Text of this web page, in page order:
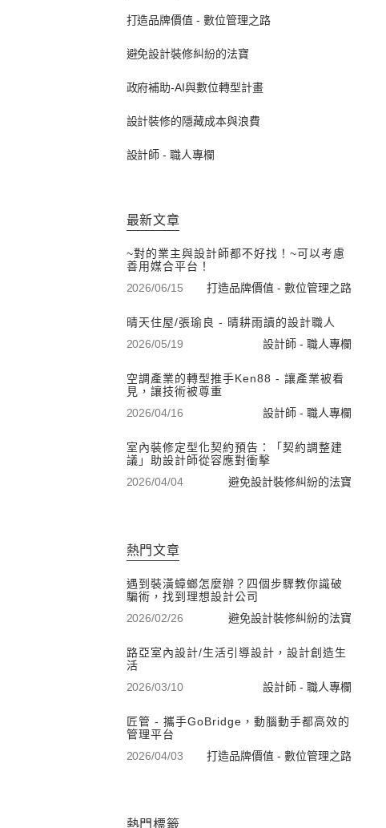
打造品牌價值 - 數位管理之路
避免設計裝修糾紛的法寶
政府補助-AI與數位轉型計畫
設計裝修的隱藏成本與浪費
設計師 - 職人專欄
最新文章
~對的業主與設計師都不好找！~可以考慮
善用媒合平台！
2026/06/15
打造品牌價值 - 數位管理之路
晴天住屋/張瑜良 - 晴耕雨讀的設計職人
2026/05/19
設計師 - 職人專欄
空調產業的轉型推手Ken88 - 讓產業被看
見，讓技術被尊重
2026/04/16
設計師 - 職人專欄
室內裝修定型化契約預告：「契約調整建
議」助設計師從容應對衝擊
2026/04/04
避免設計裝修糾紛的法寶
熱門文章
遇到裝潢蟑螂怎麼辦？四個步驟教你識破
騙術，找到理想設計公司
2026/02/26
避免設計裝修糾紛的法寶
路亞室內設計/生活引導設計，設計創造生
活
2026/03/10
設計師 - 職人專欄
匠管 - 攜手GoBridge，動腦動手都高效的
管理平台
2026/04/03
打造品牌價值 - 數位管理之路
熱門標籤